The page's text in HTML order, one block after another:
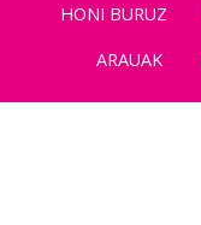
HONI BURUZ
ARAUAK